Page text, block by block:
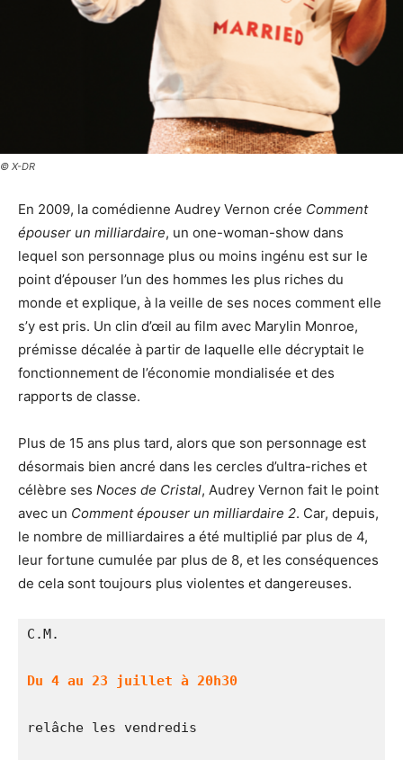
© X-DR
En 2009, la comédienne Audrey Vernon crée Comment
épouser un milliardaire, un one-woman-show dans
lequel son personnage plus ou moins ingénu est sur le
point d’épouser l’un des hommes les plus riches du
monde et explique, à la veille de ses noces comment elle
s’y est pris. Un clin d’œil au film avec Marylin Monroe,
prémisse décalée à partir de laquelle elle décryptait le
fonctionnement de l’économie mondialisée et des
rapports de classe.
Plus de 15 ans plus tard, alors que son personnage est
désormais bien ancré dans les cercles d’ultra-riches et
célèbre ses Noces de Cristal, Audrey Vernon fait le point
avec un Comment épouser un milliardaire 2. Car, depuis,
le nombre de milliardaires a été multiplié par plus de 4,
leur fortune cumulée par plus de 8, et les conséquences
de cela sont toujours plus violentes et dangereuses.
C.M.
Du 4 au 23 juillet à 20h30
relâche les vendredis